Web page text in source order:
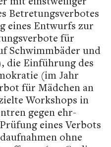
Betretungsverbotes
eines Entwurfs zur
für
Schwimmbäder und
die Einführung des
(im Jahr
für Mädchen an
Workshops in
gegen ehr-
eines Verbots
ohne